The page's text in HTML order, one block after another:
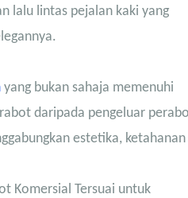
lalu lintas pejalan kaki yang
yang bukan sahaja memenuhi
daripada pengeluar
estetika,
Komersial Tersuai untuk